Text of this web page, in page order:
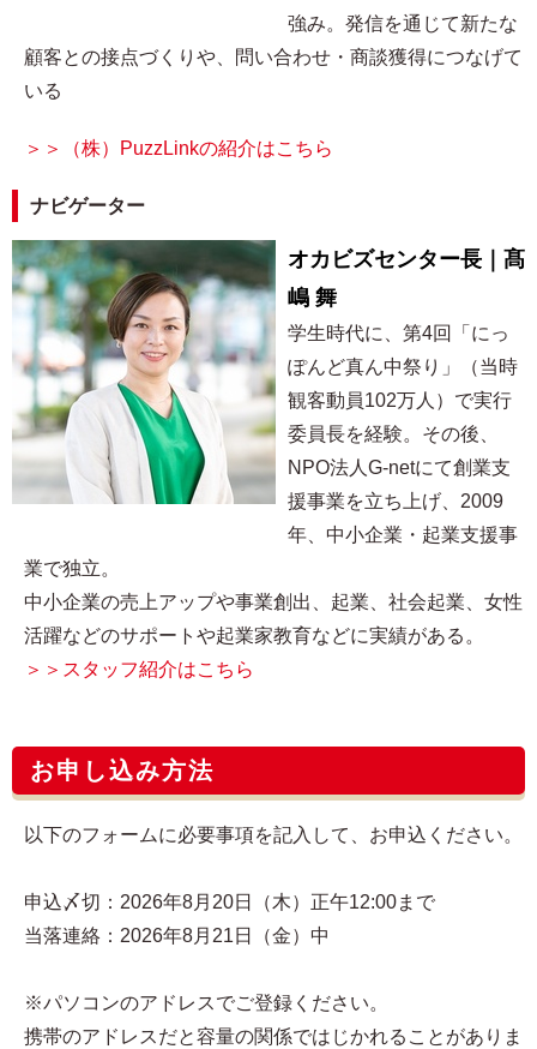
強み。発信を通じて新たな
顧客との接点づくりや、問い合わせ・商談獲得につなげて
いる
＞＞（株）PuzzLinkの紹介はこちら
ナビゲーター
オカビズセンター長｜髙
嶋 舞
学生時代に、第4回「にっ
ぽんど真ん中祭り」（当時
観客動員102万人）で実行
委員長を経験。その後、
NPO法人G-netにて創業支
援事業を立ち上げ、2009
年、中小企業・起業支援事
業で独立。
中小企業の売上アップや事業創出、起業、社会起業、女性
活躍などのサポートや起業家教育などに実績がある。
＞＞スタッフ紹介はこちら
お申し込み方法
以下のフォームに必要事項を記入して、お申込ください。
申込〆切：2026年8月20日（木）正午12:00まで
当落連絡：2026年8月21日（金）中
※パソコンのアドレスでご登録ください。
携帯のアドレスだと容量の関係ではじかれることがありま